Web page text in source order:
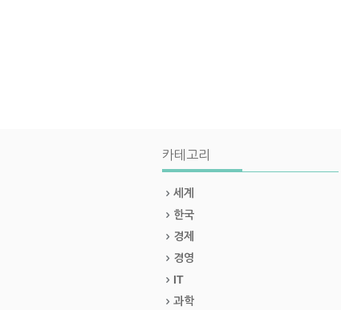
카테고리
세계
한국
경제
경영
IT
과학